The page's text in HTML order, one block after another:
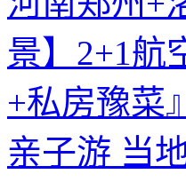
景】2+1航
+私房豫菜
亲子游 当